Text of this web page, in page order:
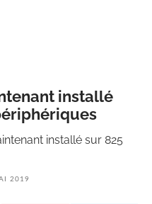
installé
installé sur 825
2019